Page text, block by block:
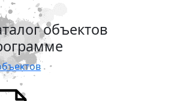
объектов